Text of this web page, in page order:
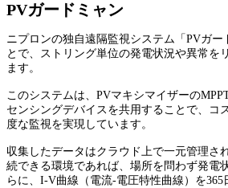
PVガードミャン
ニプロンの独自遠隔監視システム「PVガー
とで、ストリング単位の発電状況や異常を
ます。
このシステムは、PVマキシマイザーの
センシングデバイスを共用することで、コ
度な監視を実現しています。
収集したデータはクラウド上で一元管理さ
続できる環境であれば、場所を問わず発電
らに、I-V曲線（電流-電圧特性曲線）を365